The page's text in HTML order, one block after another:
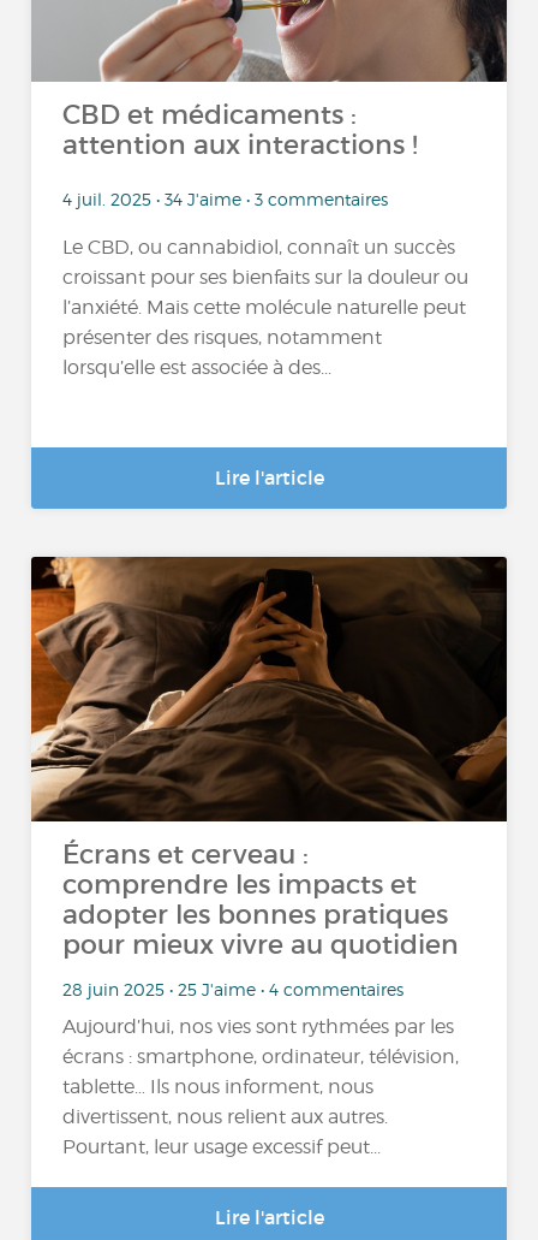
CBD et médicaments :
attention aux interactions !
4 juil. 2025 • 34 J'aime • 3 commentaires
Le CBD, ou cannabidiol, connaît un succès
croissant pour ses bienfaits sur la douleur ou
l’anxiété. Mais cette molécule naturelle peut
présenter des risques, notamment
lorsqu’elle est associée à des...
Lire l'article
Écrans et cerveau :
comprendre les impacts et
adopter les bonnes pratiques
pour mieux vivre au quotidien
28 juin 2025 • 25 J'aime • 4 commentaires
Aujourd’hui, nos vies sont rythmées par les
écrans : smartphone, ordinateur, télévision,
tablette… Ils nous informent, nous
divertissent, nous relient aux autres.
Pourtant, leur usage excessif peut...
Lire l'article